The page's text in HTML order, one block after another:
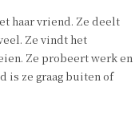
haar vriend. Ze deelt
Ze vindt het
Ze probeert werk en
is ze graag buiten of